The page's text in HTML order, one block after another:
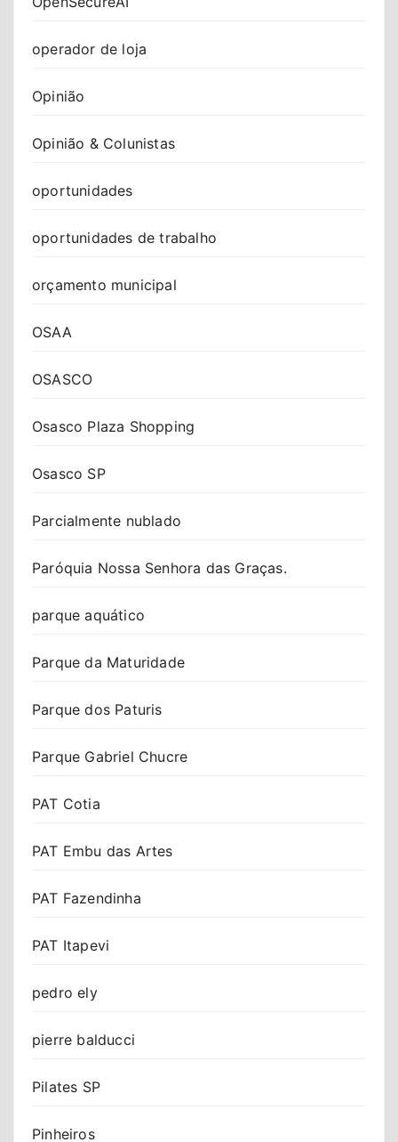
operador de loja
Opinião
Opinião & Colunistas
oportunidades
oportunidades de trabalho
orçamento municipal
OSAA
OSASCO
Osasco Plaza Shopping
Osasco SP
Parcialmente nublado
Paróquia Nossa Senhora das Graças.
parque aquático
Parque da Maturidade
Parque dos Paturis
Parque Gabriel Chucre
PAT Cotia
PAT Embu das Artes
PAT Fazendinha
PAT Itapevi
pedro ely
pierre balducci
Pilates SP
Pinheiros